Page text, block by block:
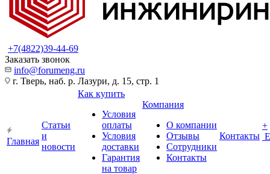
+7(4822)39-44-69
Заказать звонок
info@forumeng.ru
г. Тверь, наб. р. Лазури, д. 15, стр. 1
Главная
Статьи
и
новости
Как купить
Условия
оплаты
Условия
доставки
Гарантия
на товар
Компания
О компании
Отзывы
Сотрудники
Контакты
Контакты
+